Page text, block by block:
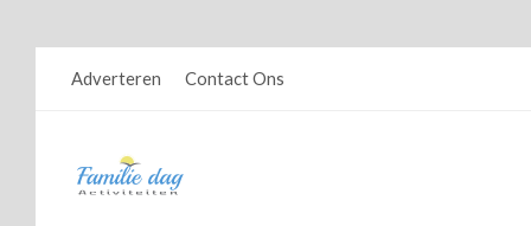
Adverteren Contact Ons